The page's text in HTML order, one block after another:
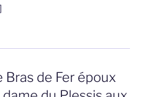
Bras de Fer époux